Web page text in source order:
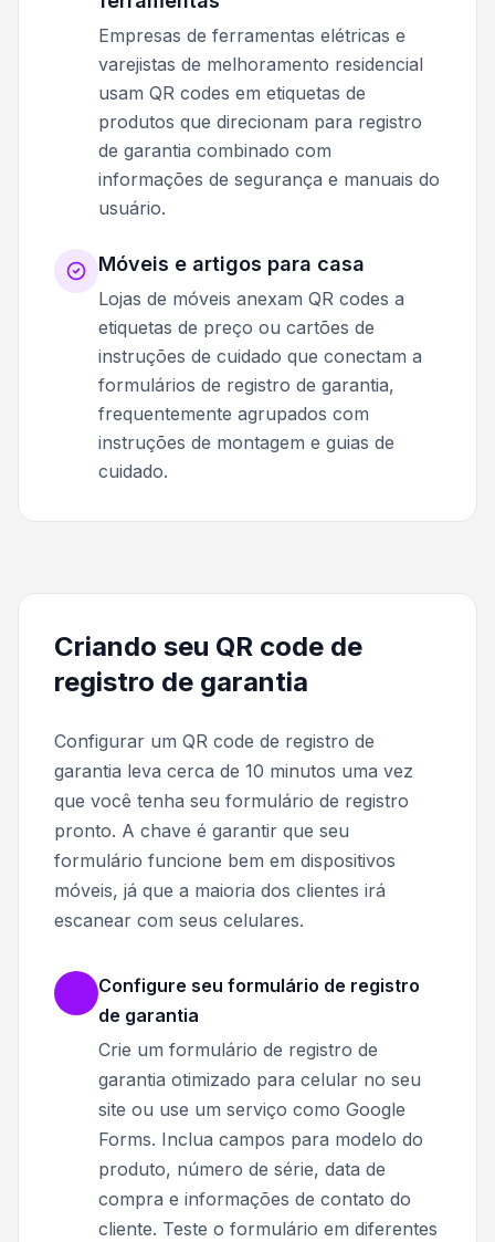
Empresas de ferramentas elétricas e
varejistas de melhoramento residencial
usam QR codes em etiquetas de
produtos que direcionam para registro
de garantia combinado com
informações de segurança e manuais do
usuário.
Móveis e artigos para casa
Lojas de móveis anexam QR codes a
etiquetas de preço ou cartões de
instruções de cuidado que conectam a
formulários de registro de garantia,
frequentemente agrupados com
instruções de montagem e guias de
cuidado.
Criando seu QR code de
registro de garantia
Configurar um QR code de registro de
garantia leva cerca de 10 minutos uma vez
que você tenha seu formulário de registro
pronto. A chave é garantir que seu
formulário funcione bem em dispositivos
móveis, já que a maioria dos clientes irá
escanear com seus celulares.
Configure seu formulário de registro
de garantia
Crie um formulário de registro de
garantia otimizado para celular no seu
site ou use um serviço como Google
Forms. Inclua campos para modelo do
produto, número de série, data de
compra e informações de contato do
cliente. Teste o formulário em diferentes